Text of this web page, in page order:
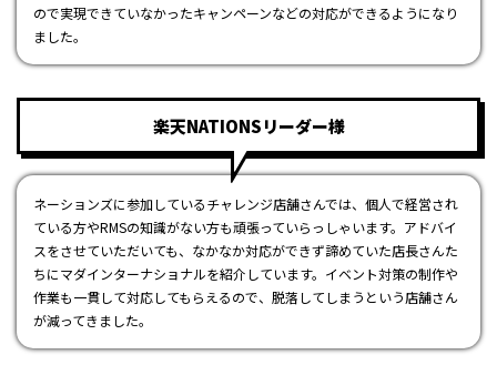
ので実現できていなかったキャンペーンなどの対応ができるようになり
ました。
楽天NATIONSリーダー様
ネーションズに参加しているチャレンジ店舗さんでは、個人で経営され
ている方やRMSの知識がない方も頑張っていらっしゃいます。アドバイ
スをさせていただいても、なかなか対応ができず諦めていた店長さんた
ちにマダインターナショナルを紹介しています。イベント対策の制作や
作業も一貫して対応してもらえるので、脱落してしまうという店舗さん
が減ってきました。